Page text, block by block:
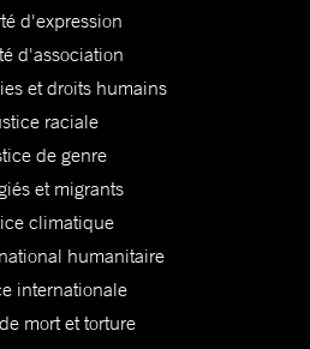
d'expression
d'association
et droits humains
raciale
de genre
et migrants
climatique
humanitaire
internationale
mort et torture